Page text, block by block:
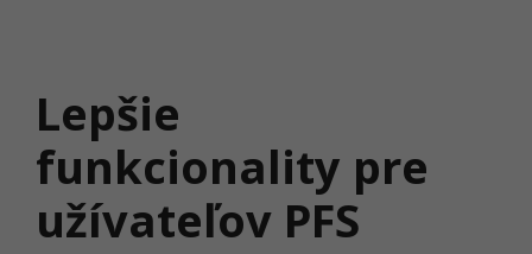
Lepšie
funkcionality pre
užívateľov PFS